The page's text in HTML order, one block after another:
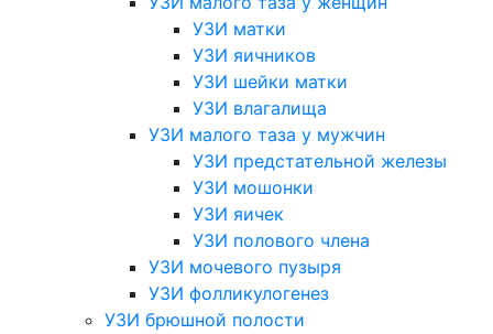
УЗИ матки
УЗИ яичников
УЗИ шейки матки
УЗИ влагалища
УЗИ малого таза у мужчин
УЗИ предстательной железы
УЗИ мошонки
УЗИ яичек
УЗИ полового члена
УЗИ мочевого пузыря
УЗИ фолликулогенез
УЗИ брюшной полости